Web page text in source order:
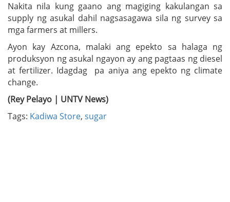
Nakita nila kung gaano ang magiging kakulangan sa
supply ng asukal dahil nagsasagawa sila ng survey sa
mga farmers at millers.
Ayon kay Azcona, malaki ang epekto sa halaga ng
produksyon ng asukal ngayon ay ang pagtaas ng diesel
at fertilizer. Idagdag pa aniya ang epekto ng climate
change.
(Rey Pelayo | UNTV News)
Tags: Kadiwa Store, sugar